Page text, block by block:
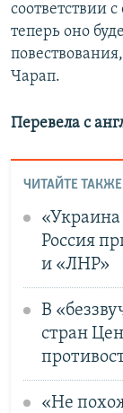
соответствии
теперь оно
Чарап.
Перевела с
ЧИТАЙТЕ
«Украина
Россия
и «ЛНР»
В
стран
«Не